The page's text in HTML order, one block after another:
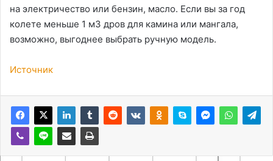
на электричество или бензин, масло. Если вы за год
колете меньше 1 м3 дров для камина или мангала,
возможно, выгоднее выбрать ручную модель.
Источник